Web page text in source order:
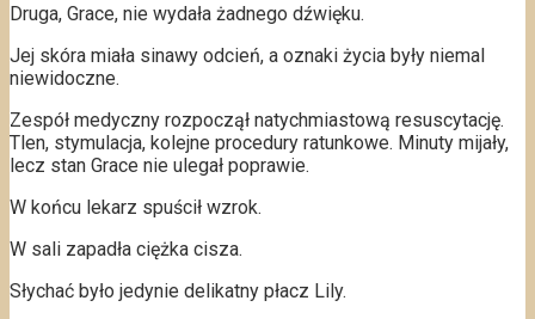
Druga, Grace, nie wydała żadnego dźwięku.
Jej skóra miała sinawy odcień, a oznaki życia były niemal
niewidoczne.
Zespół medyczny rozpoczął natychmiastową resuscytację.
Tlen, stymulacja, kolejne procedury ratunkowe. Minuty mijały,
lecz stan Grace nie ulegał poprawie.
W końcu lekarz spuścił wzrok.
W sali zapadła ciężka cisza.
Słychać było jedynie delikatny płacz Lily.